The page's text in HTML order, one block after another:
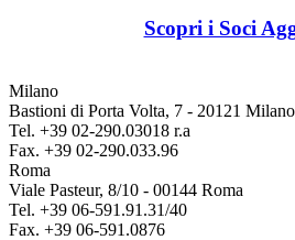
Scopri i Soci
Milano
Bastioni di Porta Volta, 7 - 20121 Milano
Tel. +39 02-290.03018 r.a
Fax. +39 02-290.033.96
Roma
Viale Pasteur, 8/10 - 00144 Roma
Tel. +39 06-591.91.31/40
Fax. +39 06-591.0876